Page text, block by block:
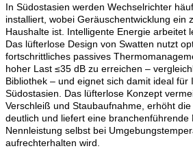
In Südostasien werden Wechselrichter
installiert, wobei Geräuschentwicklung ein
Haushalte ist. Intelligente Energie arbeitet
Das lüfterlose Design von Swatten nutzt
fortschrittliches passives
hoher Last ≤35 dB zu erreichen –
Bibliothek – und eignet sich damit ideal für
Südostasien. Das lüfterlose Konzept
Verschleiß und Staubaufnahme, erhöht
deutlich und liefert eine branchenführende
Nennleistung selbst bei
aufrechterhalten wird.